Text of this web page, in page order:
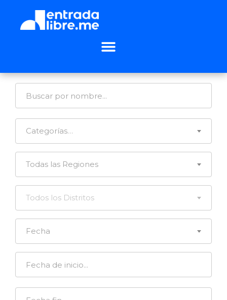
Categorías…
Todas las Regiones
Todos los Distritos
Fecha